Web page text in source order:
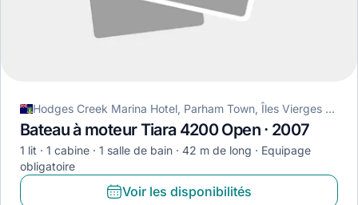
Hodges Creek Marina Hotel, Parham Town, Îles Vierges britanniques
Bateau à moteur Tiara 4200 Open · 2007
1 lit 1 cabine 1 salle de bain 42 m de long
Equipage
obligatoire
Voir les disponibilités